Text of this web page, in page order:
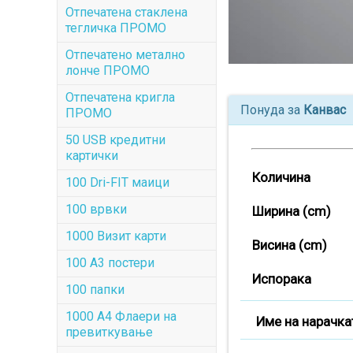
Отпечатена стаклена
тегличка ПРОМО
Отпечатенo метално
лонче ПРОМО
Отпечатена кригла
ПРОМО
50 USB кредитни
картички
100 Dri-FIT маици
100 врвки
1000 Визит карти
100 А3 постери
100 папки
1000 A4 Флаери на
превиткување
Понуда за Канвас
Количина
Ширина (cm)
Висина (cm)
Испорака
Име на